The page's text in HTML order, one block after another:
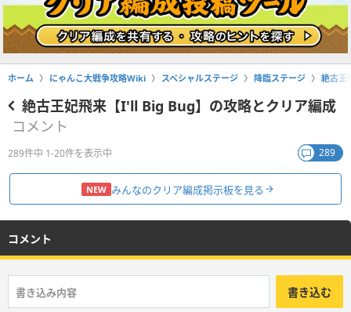
ホーム にゃんこ大戦争攻略Wiki スペシャルステージ 降臨ステージ 絶古王
絶古王妃飛来【I'll Big Bug】の攻略とクリア編成
コメント
289件中 1-20件を表示中 289
NEW みんなのクリア編成掲示板を見る
コメント
書き込む